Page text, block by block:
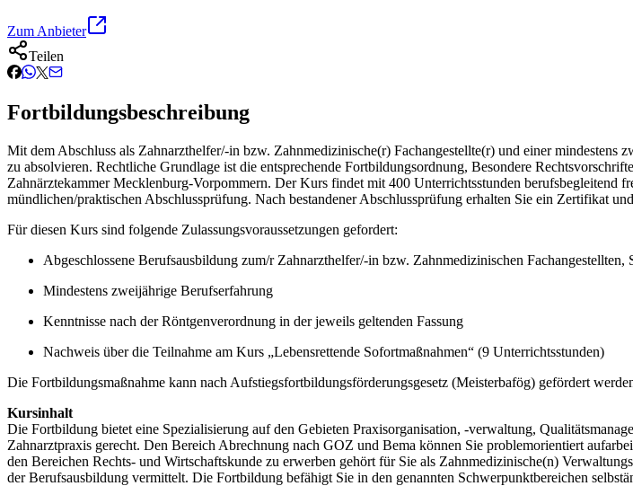
Zum Anbieter
Teilen
Fortbildungsbeschreibung
Mit dem Abschluss als Zahnarzthelfer/-in bzw. Zahnmedizinische(r) Fachangestellte(r) und einer
zu absolvieren. Rechtliche Grundlage ist die entsprechende Fortbildungsordnung, Besondere
Zahnärztekammer Mecklenburg-Vorpommern. Der Kurs findet mit 400 Unterrichtsstunden berufsbegleitend
mündlichen/praktischen Abschlussprüfung. Nach bestandener Abschlussprüfung erhalten Sie ein Zertifikat
Für diesen Kurs sind folgende Zulassungsvoraussetzungen gefordert:
Abgeschlossene Berufsausbildung zum/r Zahnarzthelfer/-in bzw. Zahnmedizinischen Fachangestellten,
Mindestens zweijährige Berufserfahrung
Kenntnisse nach der Röntgenverordnung in der jeweils geltenden Fassung
Nachweis über die Teilnahme am Kurs „Lebensrettende Sofortmaßnahmen“ (9 Unterrichtsstunden)
Die Fortbildungsmaßnahme kann nach Aufstiegsfortbildungsförderungsgesetz (Meisterbafög) gefördert
Kursinhalt
Die Fortbildung bietet eine Spezialisierung auf den Gebieten Praxisorganisation, -verwaltung,
Zahnarztpraxis gerecht. Den Bereich Abrechnung nach GOZ und Bema können Sie problemorientiert
den Bereichen Rechts- und Wirtschaftskunde zu erwerben gehört für Sie als Zahnmedizinische(n)
der Berufsausbildung vermittelt. Die Fortbildung befähigt Sie in den genannten Schwerpunktbereichen